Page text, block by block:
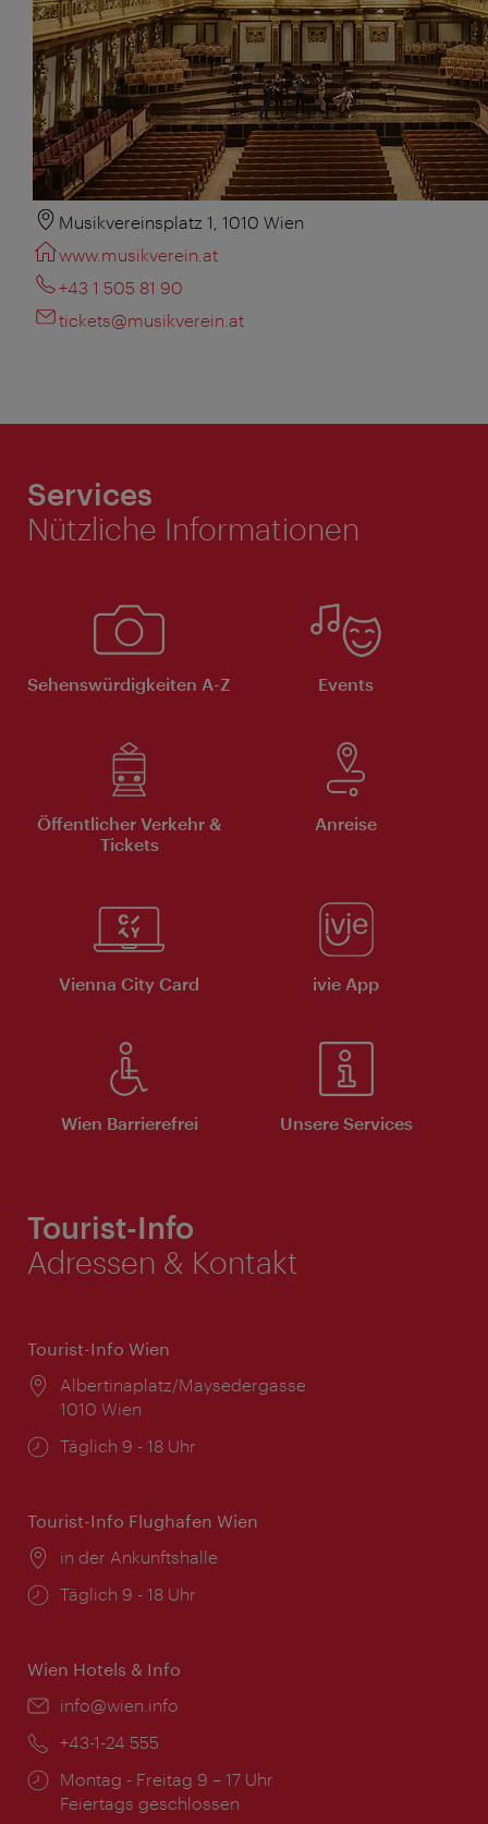
Musikvereinsplatz 1, 1010 Wien
www.musikverein.at
+43 1 505 81 90
tickets@musikverein.at
Services
Nützliche Informationen
Sehenswürdigkeiten A-Z Events
Öffentlicher Verkehr &
Tickets
Anreise
Vienna City Card ivie App
Wien Barrierefrei Unsere Services
Tourist-Info
Adressen & Kontakt
Tourist-Info Wien
Ort:
Albertinaplatz/Maysedergasse
1010 Wien
Öffnungszeiten:
Täglich 9 - 18 Uhr
Tourist-Info Flughafen Wien
Ort:
in der Ankunftshalle
Öffnungszeiten:
Täglich 9 - 18 Uhr
Wien Hotels & Info
Email:
info@wien.info
Telefon:
+43-1-24 555
Öffnungszeiten:
Montag - Freitag 9 – 17 Uhr
Feiertags geschlossen